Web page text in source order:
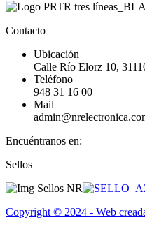
Contacto
Ubicación
Calle Río Elorz 10,
Teléfono
948 31 16 00
Mail
Encuéntranos en:
Facebook
opens
new
Linkedin
opens
new
Instagram
opens
new
Sellos
Copyright © 2024 - Web